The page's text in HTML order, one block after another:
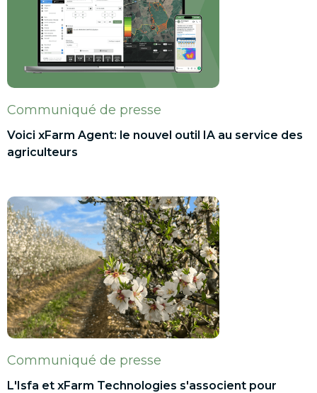
Communiqué de presse
Voici xFarm Agent: le nouvel outil IA au service des
agriculteurs
Communiqué de presse
L'Isfa et xFarm Technologies s'associent pour